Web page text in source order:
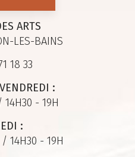
ARTS
LES-BAINS
18 33
:
- 19H
:
14H30 - 19H